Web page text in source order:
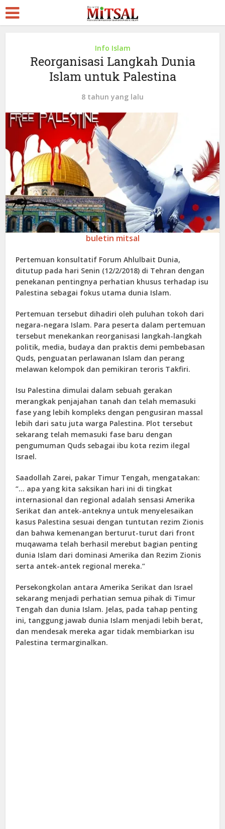
Info Islam
Reorganisasi Langkah Dunia
Islam untuk Palestina
8 tahun yang lalu
buletin mitsal
Pertemuan konsultatif Forum Ahlulbait Dunia,
ditutup pada hari Senin (12/2/2018) di Tehran dengan
penekanan pentingnya perhatian khusus terhadap isu
Palestina sebagai fokus utama dunia Islam.
Pertemuan tersebut dihadiri oleh puluhan tokoh dari
negara-negara Islam. Para peserta dalam pertemuan
tersebut menekankan reorganisasi langkah-langkah
politik, media, budaya dan praktis demi pembebasan
Quds, penguatan perlawanan Islam dan perang
melawan kelompok dan pemikiran teroris Takfiri.
Isu Palestina dimulai dalam sebuah gerakan
merangkak penjajahan tanah dan telah memasuki
fase yang lebih kompleks dengan pengusiran massal
lebih dari satu juta warga Palestina. Plot tersebut
sekarang telah memasuki fase baru dengan
pengumuman Quds sebagai ibu kota rezim ilegal
Israel.
Saadollah Zarei, pakar Timur Tengah, mengatakan:
“… apa yang kita saksikan hari ini di tingkat
internasional dan regional adalah sensasi Amerika
Serikat dan antek-anteknya untuk menyelesaikan
kasus Palestina sesuai dengan tuntutan rezim Zionis
dan bahwa kemenangan berturut-turut dari front
muqawama telah berhasil merebut bagian penting
dunia Islam dari dominasi Amerika dan Rezim Zionis
serta antek-antek regional mereka.”
Persekongkolan antara Amerika Serikat dan Israel
sekarang menjadi perhatian semua pihak di Timur
Tengah dan dunia Islam. Jelas, pada tahap penting
ini, tanggung jawab dunia Islam menjadi lebih berat,
dan mendesak mereka agar tidak membiarkan isu
Palestina termarginalkan.